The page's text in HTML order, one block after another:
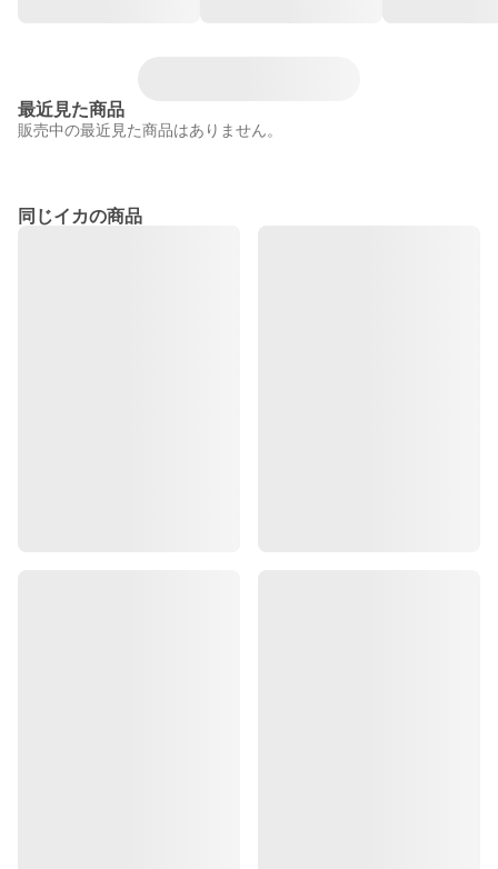
最近見た商品
販売中の最近見た商品はありません。
同じイカの商品